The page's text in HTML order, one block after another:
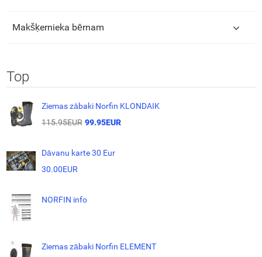
Makšķernieka bērnam
Top
Ziemas zābaki Norfin KLONDAIK
115.95EUR 99.95EUR
Dāvanu karte 30 Eur
30.00EUR
NORFIN info
Ziemas zābaki Norfin ELEMENT